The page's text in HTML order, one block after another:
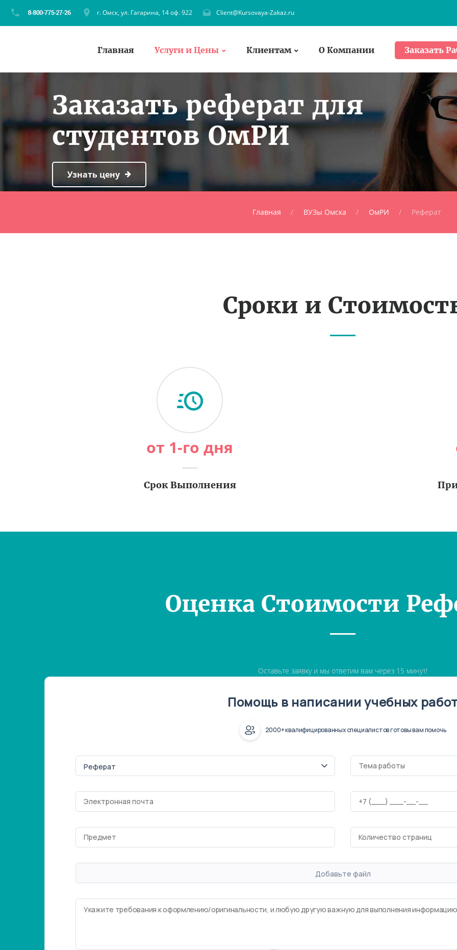
г. Омск, ул. Гагарина, 14 оф. 922 Client@Kursovaya-Zakaz.ru
Главная Услуги и Цены Клиентам О Компании Заказать
Заказать реферат для
студентов ОмРИ
Узнать цену
Главная ВУЗы Омска ОмРИ Реферат
Сроки и
от 1-го дня
Срок Выполнения
Оценка Стоимости
Оставьте заявку и мы ответим вам через 15 минут!
Помощь в написании учебных
2000+ квалифицированных специалистов готовы вам помочь
Добавьте файл